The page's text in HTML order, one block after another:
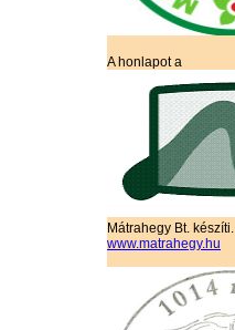
A honlapot a
Mátrahegy Bt. készíti.
www.matrahegy.hu